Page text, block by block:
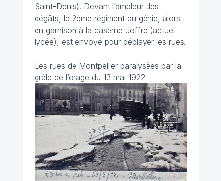
Saint-Denis). Devant l’ampleur des
dégâts, le 2ème régiment du génie, alors
en garnison à la caserne Joffre (actuel
lycée), est envoyé pour déblayer les rues.
Les rues de Montpellier paralysées par la
grêle de l’orage du 13 mai 1922